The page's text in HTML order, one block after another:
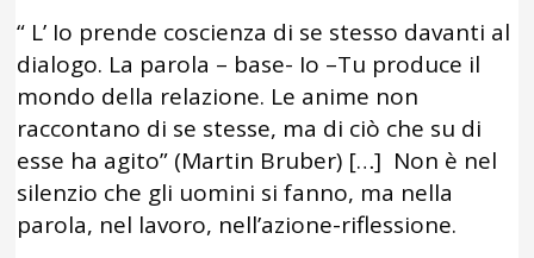
“ L’ Io prende coscienza di se stesso davanti al
dialogo. La parola – base- Io –Tu produce il
mondo della relazione. Le anime non
raccontano di se stesse, ma di ciò che su di
esse ha agito” (Martin Bruber) […] Non è nel
silenzio che gli uomini si fanno, ma nella
parola, nel lavoro, nell’azione-riflessione.